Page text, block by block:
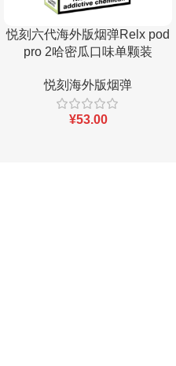
悦刻六代海外版烟弹Relx pod
pro 2哈密瓜口味单颗装
悦刻海外版烟弹
¥53.00